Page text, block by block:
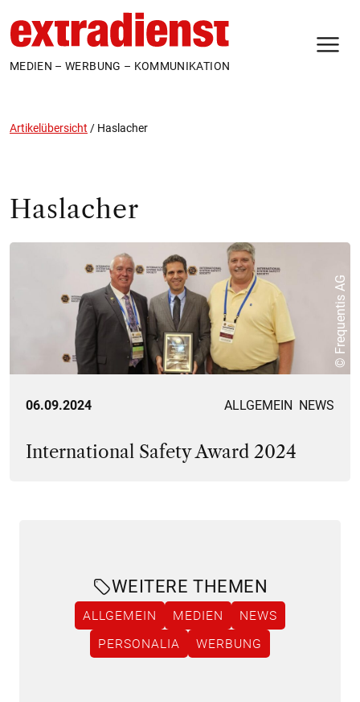
MEDIEN – WERBUNG – KOMMUNIKATION
Artikelübersicht / Haslacher
Haslacher
© Frequentis AG
06.09.2024 ALLGEMEIN NEWS
International Safety Award 2024
WEITERE THEMEN
ALLGEMEIN MEDIEN
NEWS
PERSONALIA
WERBUNG